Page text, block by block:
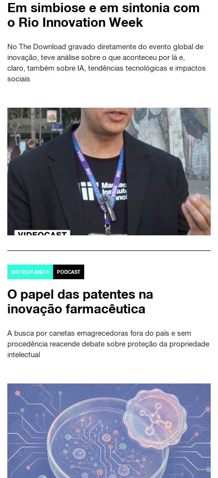
Em simbiose e em sintonia com
o Rio Innovation Week
No The Download gravado diretamente do evento global de
inovação, teve análise sobre o que aconteceu por lá e,
claro, também sobre IA, tendências tecnológicas e impactos
sociais
BIOTECH AND H PODCAST
O papel das patentes na
inovação farmacêutica
A busca por canetas emagrecedoras fora do país e sem
procedência reacende debate sobre proteção da propriedade
intelectual